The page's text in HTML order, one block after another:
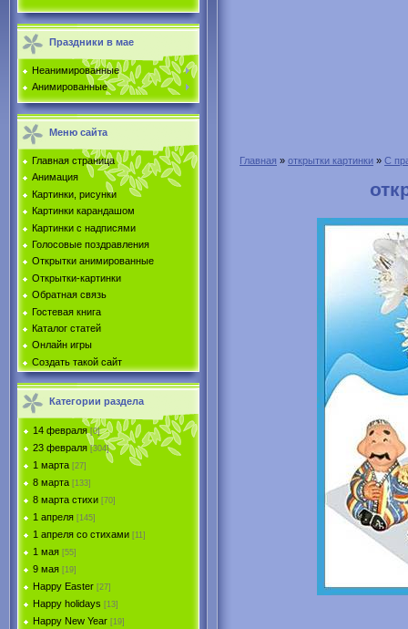
Праздники в мае
Неанимированные
Анимированные
Меню сайта
Главная страница
Анимация
Картинки, рисунки
Картинки карандашом
Картинки с надписями
Голосовые поздравления
Открытки анимированные
Открытки-картинки
Обратная связь
Гостевая книга
Каталог статей
Онлайн игры
Создать такой сайт
Категории раздела
14 февраля [0]
23 февраля [304]
1 марта [27]
8 марта [133]
8 марта стихи [70]
1 апреля [145]
1 апреля со стихами [11]
1 мая [55]
9 мая [19]
Happy Easter [27]
Happy holidays [13]
Happy New Year [19]
Главная » открытки картинки » С